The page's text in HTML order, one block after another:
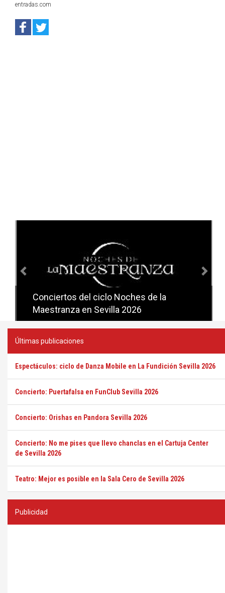
entradas.com
Conciertos del ciclo Noches de la
Maestranza en Sevilla 2026
Conciertos del ciclo Candlelight en
Sevilla
Últimas publicaciones
Espectáculos: ciclo de Danza Mobile en La Fundición Sevilla 2026
Concierto: Puertafalsa en FunClub Sevilla 2026
Concierto: Orishas en Pandora Sevilla 2026
Concierto: No me pises que llevo chanclas en el Cartuja Center
de Sevilla 2026
Teatro: Mejor es posible en la Sala Cero de Sevilla 2026
Publicidad